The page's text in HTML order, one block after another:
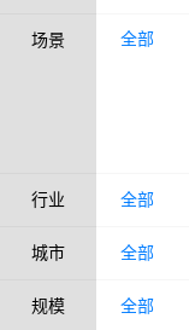
场景 全部
行业 全部
城市 全部
规模 全部